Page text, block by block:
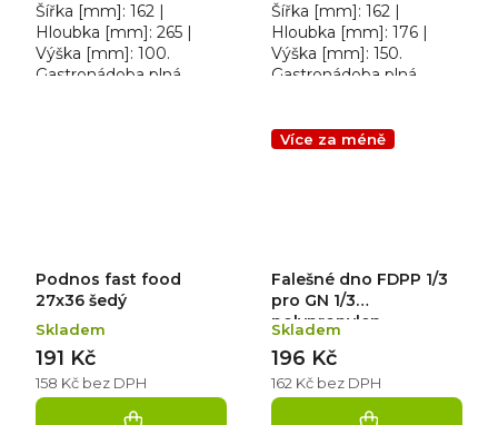
Šířka [mm]: 162 |
Hloubka [mm]: 265 |
Výška [mm]: 100.
Gastronádoba plná
Šířka [mm]: 162 |
Hloubka [mm]: 176 |
Výška [mm]: 150.
Gastronádoba plná
Podnos fast food
27x36 šedý
Skladem
158 Kč bez DPH
191 Kč
Více za méně
Falešné dno FDPP 1/3
pro GN 1/3
polypropylen
Skladem
162 Kč bez DPH
196 Kč